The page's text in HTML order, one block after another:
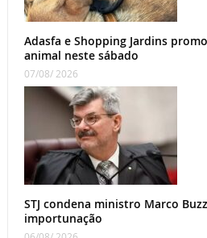
Adasfa e Shopping Jardins
animal neste sábado
07/08/ 2026
STJ condena ministro Marco
importunação